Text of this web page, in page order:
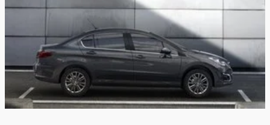
Лакокрасочное покрытие кузова "металлик"
или "белый лак" - 18 000 руб.
закрыть
Система ЭРА-ГЛОНАСС (включает в себя
опцию WLUV) - 8 000 руб.
Лакокрасочное покрытие кузова "металлик"
или "белый лак" - 13 000 руб.
Лакокрасочное покрытие кузова "металлик"
или "белый лак" - 18 000 руб.